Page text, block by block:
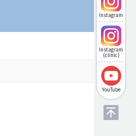
Instagram
Instagram
(clinic)
YouTube